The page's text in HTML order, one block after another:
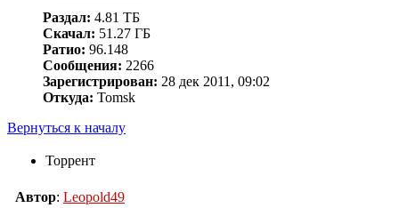
Раздал: 4.81 ТБ
Скачал: 51.27 ГБ
Ратио: 96.148
Сообщения: 2266
Зарегистрирован: 28 дек 2011, 09:02
Откуда: Tomsk
Вернуться к началу
Торрент
Автор: Leopold49